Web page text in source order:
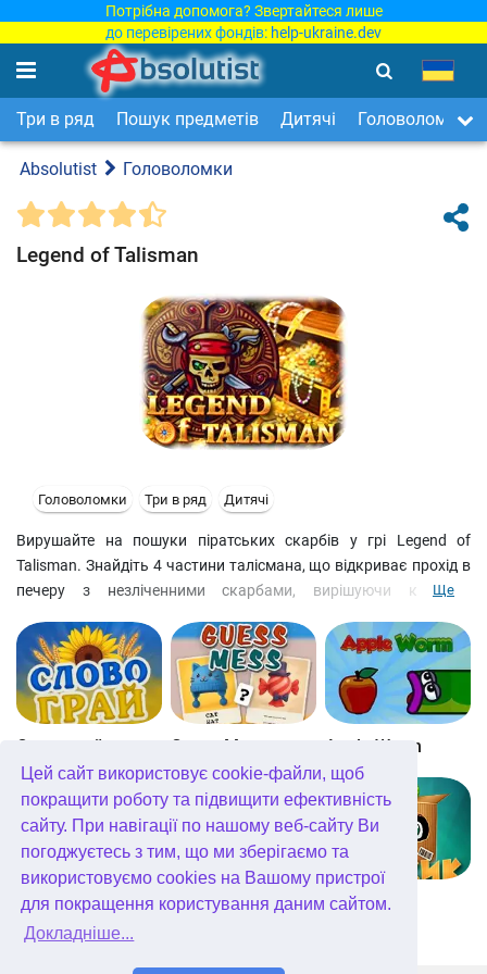
Цей сайт використовує cookie-файли, щоб
покращити роботу та підвищити ефективність
сайту. При навігації по нашому веб-сайту Ви
погоджуєтесь з тим, що ми зберігаємо та
використовуємо cookies на Вашому пристрої
для покращення користування даним сайтом.
Докладніше...
Потрібна допомога? Звертайтеся лише
до перевірених фондів: help-ukraine.dev
Три в ряд Пошук предметів Дитячі Головоломки
Absolutist Головоломки
Legend of Talisman
Головоломки Три в ряд Дитячі
Вирушайте на пошуки піратських скарбів у грі Legend of
Talisman. Знайдіть 4 частини талісмана, що відкриває прохід в
печеру з незліченними скарбами, вирішуючи каверзні
Легенда про талісман – не вигадка, а ключ до багатства.
Особливості:
¦ 2 ігрових режими: аркада та головоломка
¦ 200 захоплюючих рівнів
¦ Трофеї та досягнення
Ще
Словограй Guess Mess Apple Worm
Jigsaw Puzzles Getaway Phrasle Master Боксік